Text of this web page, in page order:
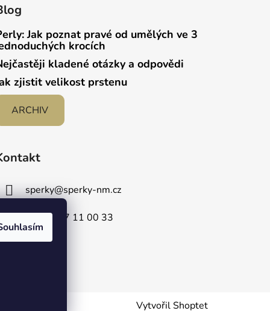
Jak poznat pravé od umělých ve 3
krocích
kladené otázky a odpovědi
zjistit velikost prstenu
ARCHIV
sperky@sperky-nm.cz
+420 737 11 00 33
Vytvořil Shoptet